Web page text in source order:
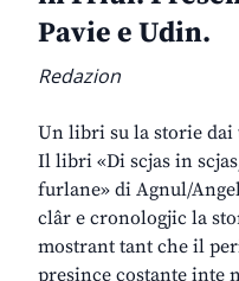
Pavie e Udin.
Redazion
Un libri su la storie dai
Il libri «Di scjas in
furlane» di Agnul/
clâr e cronologjic la
mostrant tant che il
presince costante inte